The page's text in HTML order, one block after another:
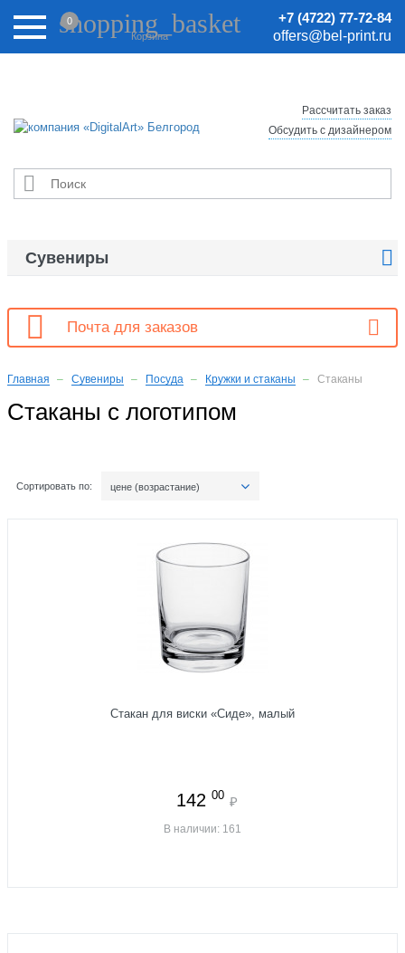
Внимание! Цены на сайте могут быть неактуальными.
Актуальные цены уточняйте у менеджеров.
+7 (4722) 77-72-84
offers@bel-print.ru
shopping_basket
Корзина
0

Рассчитать заказ
Обсудить с дизайнером
Сувениры 
 Почта для заказов
Главная Сувениры Посуда Кружки и стаканы Стаканы
Стаканы с логотипом
Сортировать по: цене (возрастание)
Стакан для виски «Сиде», малый
142 00 ₽
В наличии: 161